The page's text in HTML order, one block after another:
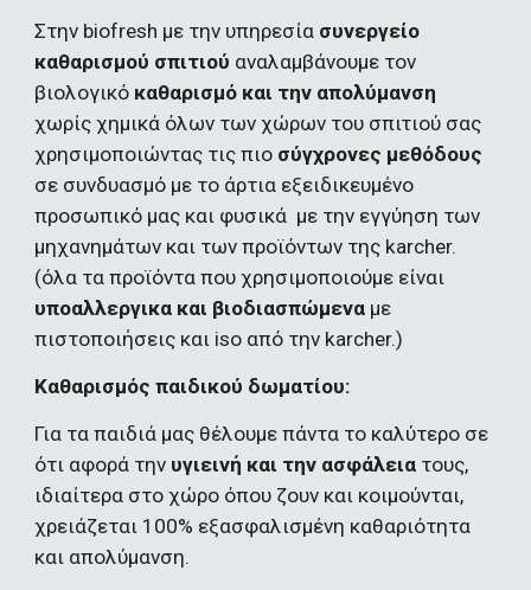
Στην biofresh με την υπηρεσία συνεργείο
καθαρισμού σπιτιού αναλαμβάνουμε τον
βιολογικό
χωρίς χημικά όλων των χώρων του σπιτιού σας
χρησιμοποιώντας τις πιο σύγχρονες μεθόδους
σε συνδυασμό με το άρτια εξειδικευμένο
προσωπικό μας και φυσικά  με την εγγύηση των
μηχανημάτων και των προϊόντων της karcher.
υποαλλεργικα και βιοδιασπώμενα με
πιστοποιήσεις και iso από την karcher.)
Καθαρισμός παιδικού δωματίου:
Για τα παιδιά μας θέλουμε πάντα το καλύτερο σε
ότι αφορά την υγιεινή και την ασφάλεια τους,
ιδιαίτερα στο χώρο όπου ζουν και κοιμούνται,
χρειάζεται 100% εξασφαλισμένη καθαριότητα
και απολύμανση.